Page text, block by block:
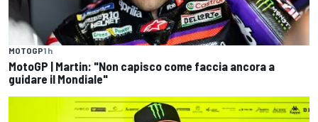
MOTOGP1 h
MotoGP | Martin: "Non capisco come faccia ancora a
guidare il Mondiale"